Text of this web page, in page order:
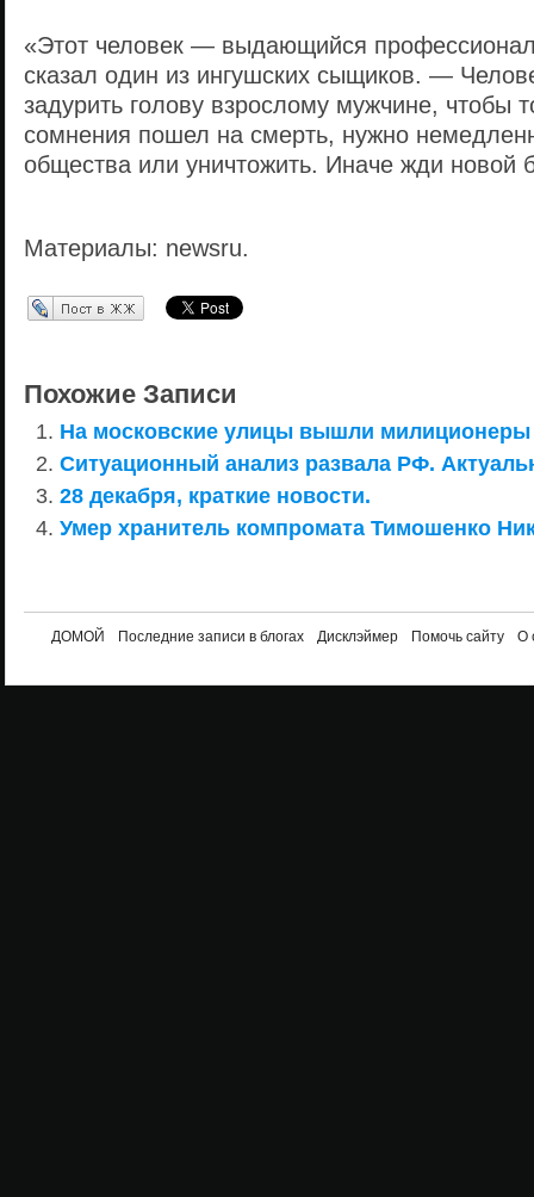
«Этот человек — выдающийся
сказал один из ингушских сыщиков. —
задурить голову взрослому мужчине, чтобы
сомнения пошел на смерть, нужно
общества или уничтожить. Иначе жди новой
Материалы: newsru.
Перепост в ЖЖ
Похожие Записи
На московские улицы вышли
Ситуационный анализ развала РФ.
28 декабря, краткие новости.
Умер хранитель компромата Тимошенко
ДОМОЙ Последние записи в блогах Дисклэймер Помочь сайту О